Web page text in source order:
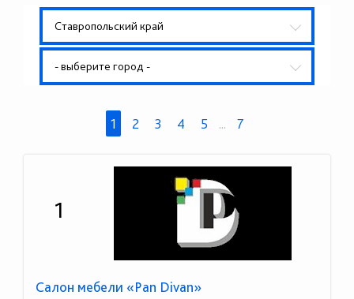
Ставропольский край
- выберите город -
1 2 3 4 5 ... 7
1
Салон мебели «Pan Divan»